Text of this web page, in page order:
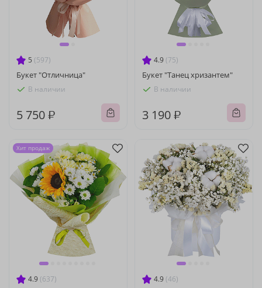
5 (597)
Букет "Отличница"
В наличии
5 750 ₽
4.9 (75)
Букет "Танец хризантем"
В наличии
3 190 ₽
4.9 (637)
Хит продаж
4.9 (46)